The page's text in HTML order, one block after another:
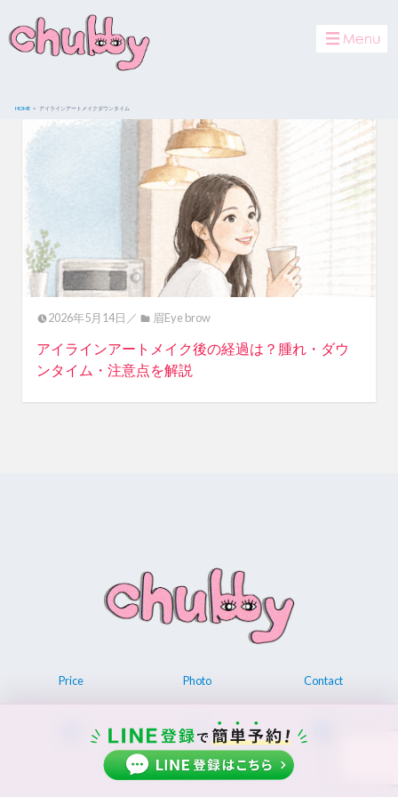
HOME アイラインアートメイクダウンタイム
2026年5月14日／ 眉Eye brow
アイラインアートメイク後の経過は？腫れ・ダウ
ンタイム・注意点を解説
Price Photo Contact
© 2026 Permanent make up chubby.